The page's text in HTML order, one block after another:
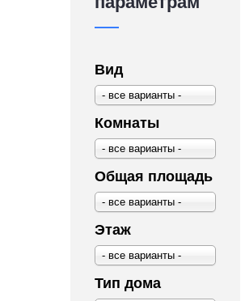
Вид
- все варианты -
Комнаты
- все варианты -
Общая площадь
- все варианты -
Этаж
- все варианты -
Тип дома